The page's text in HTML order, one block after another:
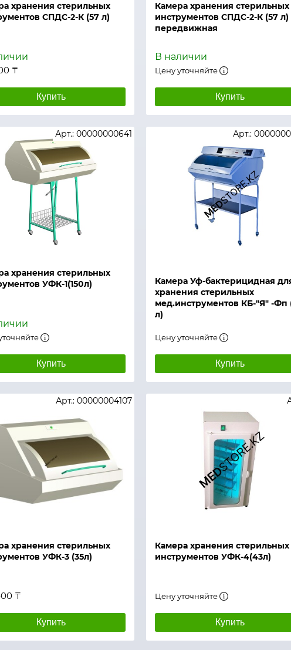
хранения стерильных
СПДС-2-К (57 л)
₸
Купить
Камера хранения стерильных
инструментов СПДС-2-К (57 л)
передвижная
В наличии
Цену уточняйте
Купить
хранения стерильных
УФК-1(150л)
Арт.: 00000000641
Купить
Камера Уф-бактерицидная
хранения стерильных
мед.инструментов КБ-"Я" -Фп
л)
Арт.:
Цену уточняйте
Купить
хранения стерильных
УФК-3 (35л)
Арт.: 00000004107
₸
Купить
Камера хранения стерильных
инструментов УФК-4(43л)
Цену уточняйте
Купить